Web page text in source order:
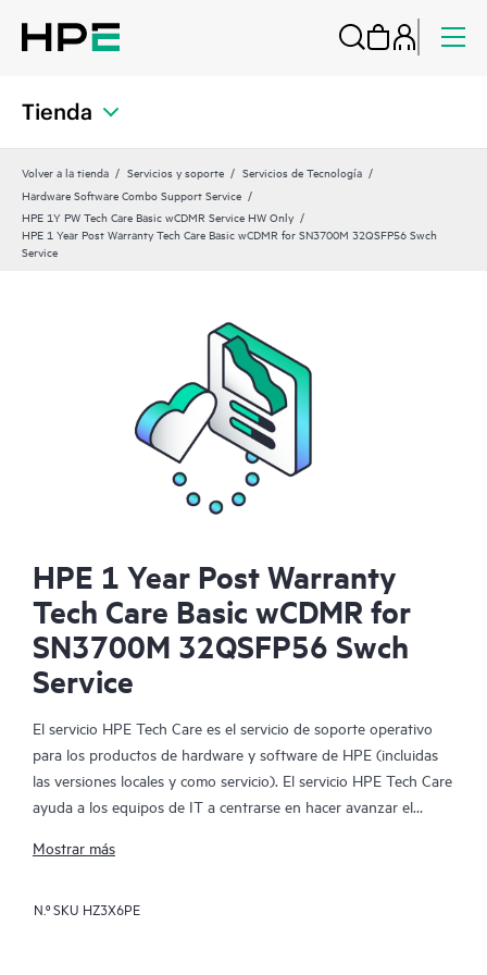
Tienda
Volver a la tienda Servicios y soporte
Servicios de Tecnología
Hardware Software Combo Support Service
HPE 1Y PW Tech Care Basic wCDMR Service HW Only
HPE 1 Year Post Warranty Tech Care Basic wCDMR for SN3700M 32QSFP56 Swch
Service
HPE 1 Year Post Warranty
Tech Care Basic wCDMR for
SN3700M 32QSFP56 Swch
Service
El servicio HPE Tech Care es el servicio de soporte operativo
para los productos de hardware y software de HPE (incluidas
las versiones locales y como servicio). El servicio HPE Tech Care
ayuda a los equipos de IT a centrarse en hacer avanzar el
las cosas, en lugar de tener que dedicarse tan solo a reaccionar
Mostrar más
N.º SKU HZ3X6PE